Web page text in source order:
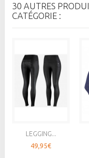
30 AUTRES
CATÉGORIE :
LEGGING...
49,95€